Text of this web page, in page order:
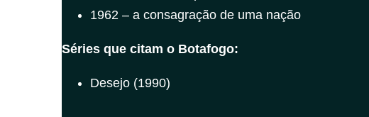
1962 – a consagração de uma nação
Séries que citam o Botafogo:
Desejo (1990)